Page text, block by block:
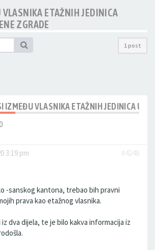
ETAŽNIH JEDINICA
ZGRADE
1 post
IZMEĐU VLASNIKA ETAŽNIH JEDINICA
3:19 pm
#4248
-sanskog kantona, trebao bih pravni
prava kao etažnog vlasnika.
dva dijela, te je bilo kakva informacija iz